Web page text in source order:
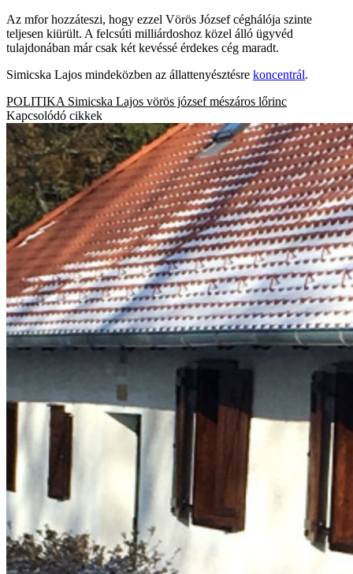
Az mfor hozzáteszi, hogy ezzel Vörös József céghálója szinte
teljesen kiürült. A felcsúti milliárdoshoz közel álló ügyvéd
tulajdonában már csak két kevéssé érdekes cég maradt.
Simicska Lajos mindeközben az állattenyésztésre koncentrál.
POLITIKA Simicska Lajos vörös józsef mészáros lőrinc
Kapcsolódó cikkek